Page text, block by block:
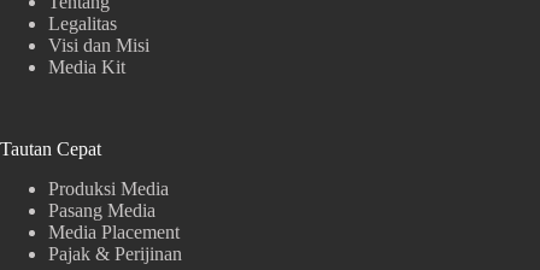
Legalitas
Visi dan Misi
Media Kit
Tautan Cepat
Produksi Media
Pasang Media
Media Placement
Pajak & Perijinan